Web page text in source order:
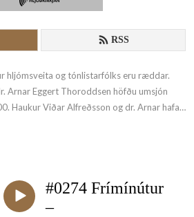
RSS
hljómsveita og tónlistarfólks eru ræddar.
Arnar Eggert Thoroddsen höfðu umsjón
Haukur Viðar Alfreðsson og dr. Arnar hafa
#0274 Frímínútur
–